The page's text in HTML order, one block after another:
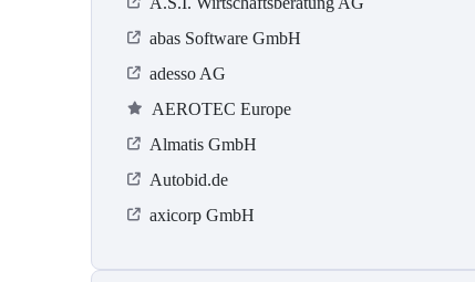
abas Software GmbH
adesso AG
AEROTEC Europe
Almatis GmbH
Autobid.de
axicorp GmbH